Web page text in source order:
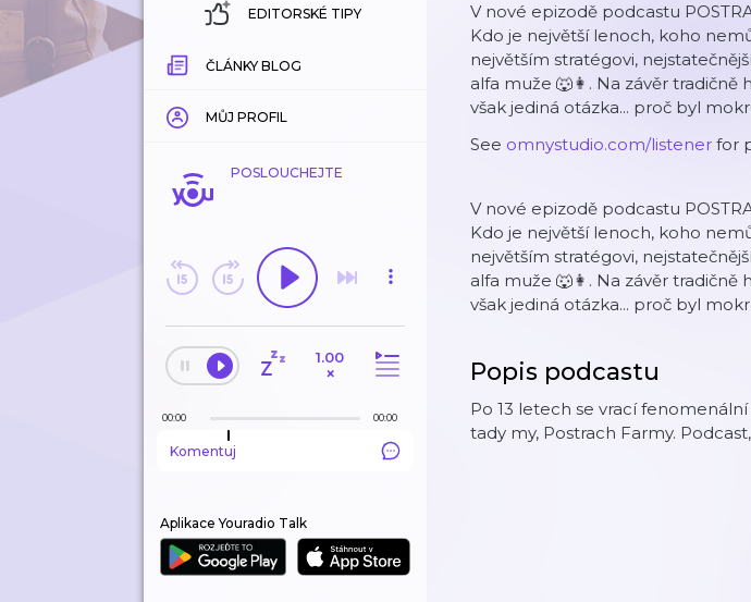
EDITORSKÉ TIPY
ČLÁNKY BLOG
MŮJ PROFIL
POSLOUCHEJTE
1.00
×
00:00 00:00
Komentuj
Aplikace Youradio Talk
V nové epizodě podcastu
Kdo je největší lenoch, koho
největším stratégovi,
alfa muže 🐺👩. Na závěr tradičně
však jediná otázka... proč byl
See omnystudio.com/listener for
V nové epizodě podcastu
Kdo je největší lenoch, koho
největším stratégovi,
alfa muže 🐺👩. Na závěr tradičně
však jediná otázka... proč byl
Popis podcastu
Po 13 letech se vrací
tady my, Postrach Farmy.